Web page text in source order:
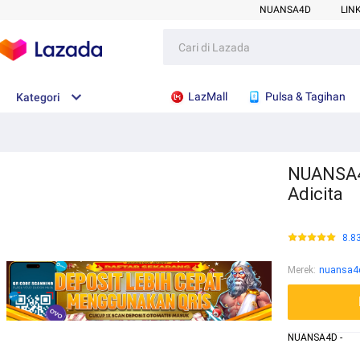
NUANSA4D
Kategori LazMall Pulsa & Tagihan
Adicita
Merek:
NUANSA4D -